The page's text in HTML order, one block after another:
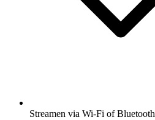
Streamen via Wi-Fi of Bluetooth